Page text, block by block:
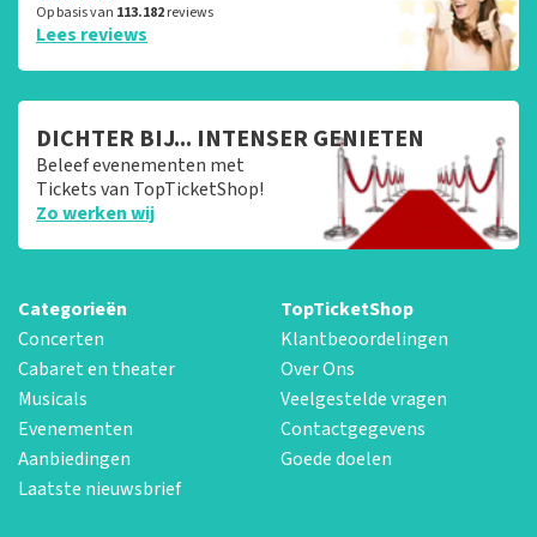
Op basis van 113.182reviews
Lees reviews
DICHTER BIJ... INTENSER GENIETEN
Beleef evenementen met
Tickets van TopTicketShop!
Zo werken wij
Categorieën
Concerten
Cabaret en theater
Musicals
Evenementen
Aanbiedingen
Laatste nieuwsbrief
TopTicketShop
Klantbeoordelingen
Over Ons
Veelgestelde vragen
Contactgegevens
Goede doelen